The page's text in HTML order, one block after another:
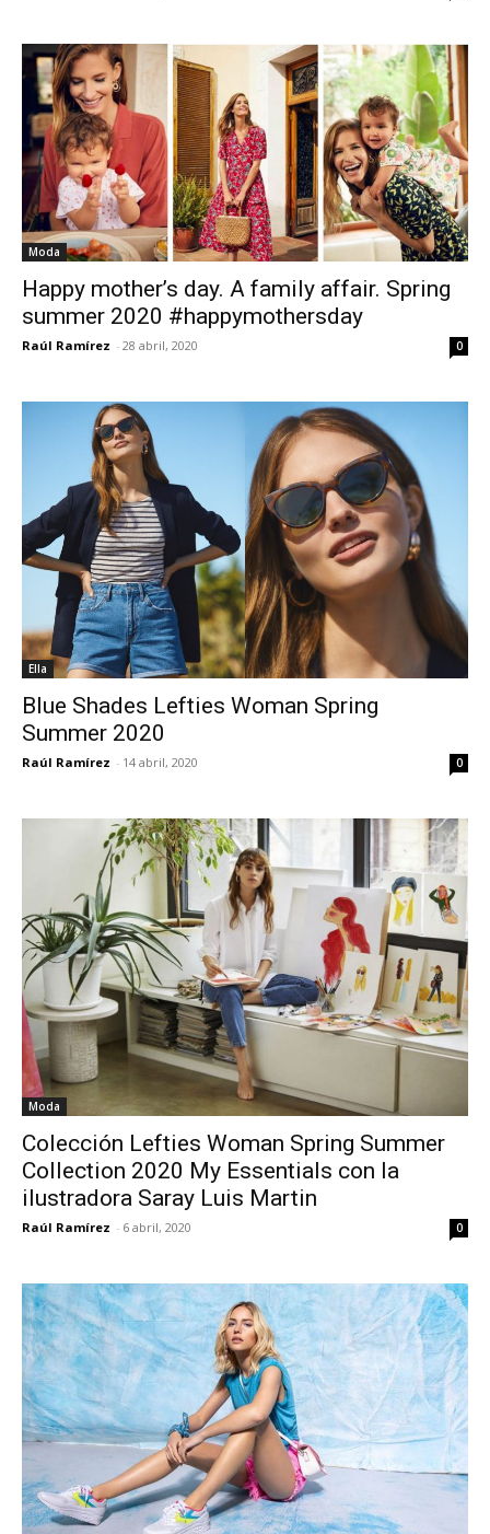
Moda
Happy mother’s day. A family affair. Spring
summer 2020 #happymothersday
Raúl Ramírez - 28 abril, 2020 0
Ella
Blue Shades Lefties Woman Spring
Summer 2020
Raúl Ramírez - 14 abril, 2020 0
Moda
Colección Lefties Woman Spring Summer
Collection 2020 My Essentials con la
ilustradora Saray Luis Martin
Raúl Ramírez - 6 abril, 2020 0